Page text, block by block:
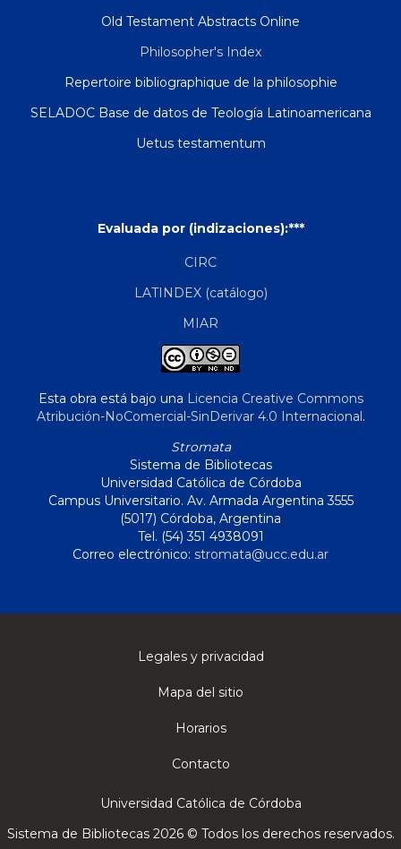
Old Testament Abstracts Online
Philosopher's Index
Repertoire bibliographique de la philosophie
SELADOC Base de datos de Teología Latinoamericana
Uetus testamentum
Evaluada por (indizaciones):***
CIRC
LATINDEX (catálogo)
MIAR
Esta obra está bajo una Licencia Creative Commons
Atribución-NoComercial-SinDerivar 4.0 Internacional.
Stromata
Sistema de Bibliotecas
Universidad Católica de Córdoba
Campus Universitario. Av. Armada Argentina 3555
(5017) Córdoba, Argentina
Tel. (54) 351 4938091
Correo electrónico: stromata@ucc.edu.ar
Legales y privacidad
Mapa del sitio
Horarios
Contacto
Universidad Católica de Córdoba
Sistema de Bibliotecas 2026 © Todos los derechos reservados.